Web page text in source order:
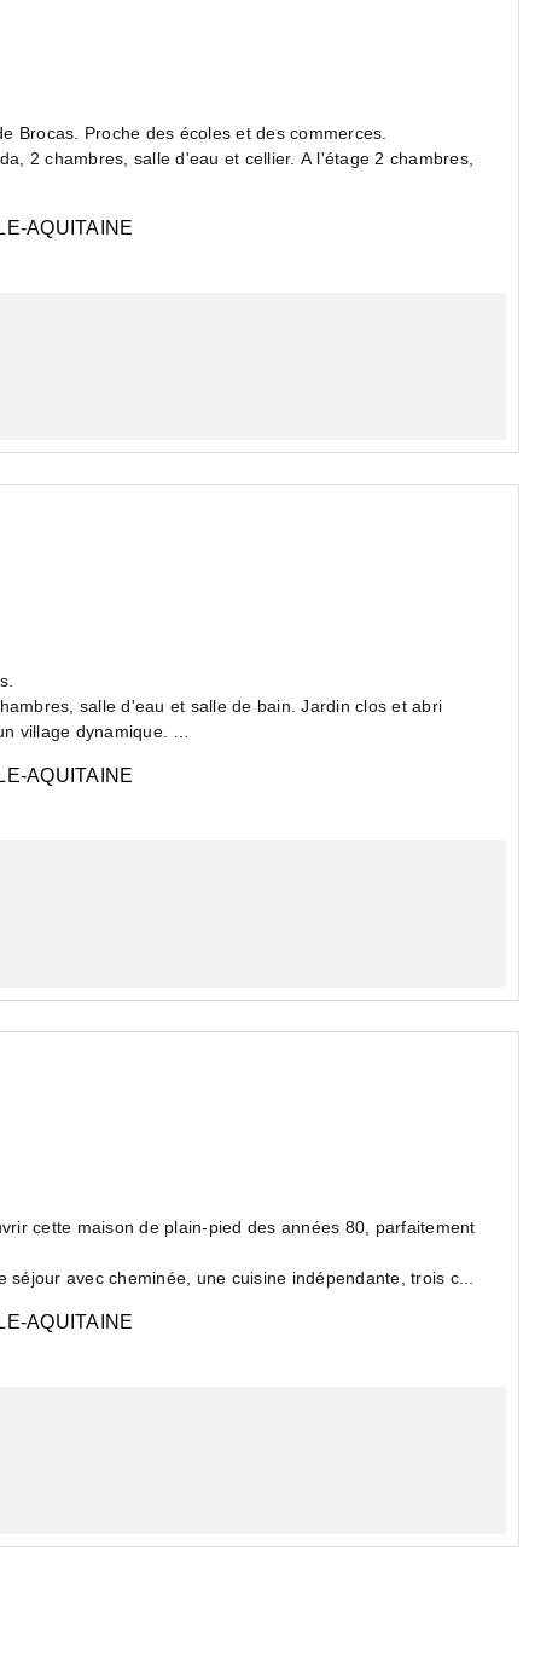
Brocas. Proche des écoles et des commerces.
AQUITAINE
village dynamique.
AQUITAINE
cette maison de plain-pied des années 80, parfaitement
avec cheminée, une cuisine indépendante, trois c...
AQUITAINE